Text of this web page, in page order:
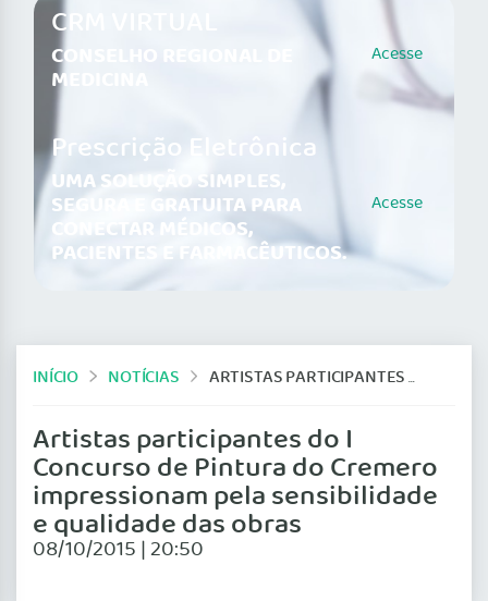
CRM VIRTUAL
CONSELHO REGIONAL DE
MEDICINA
Acesse
Prescrição Eletrônica
UMA SOLUÇÃO SIMPLES,
SEGURA E GRATUITA PARA
CONECTAR MÉDICOS,
PACIENTES E FARMACÊUTICOS.
Acesse
INÍCIO NOTÍCIAS ARTISTAS PARTICIPANTES DO I CONCURSO DE PINTURA DO CREMERO IMPRESSIONAM PELA SENSIBILIDADE E QUALIDADE DAS OBRAS
Artistas participantes do I
Concurso de Pintura do Cremero
impressionam pela sensibilidade
e qualidade das obras
08/10/2015 | 20:50